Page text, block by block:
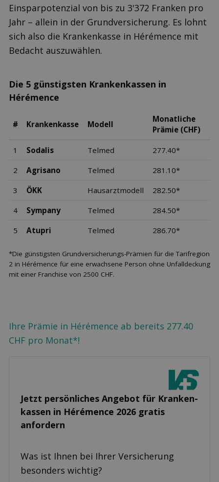
Einsparpotenzial von bis zu 3'372 Franken pro
Jahr – allein in der Grundversicherung. Es lohnt
sich also die Krankenkasse in Hérémence mit
Bedacht auszuwählen.
Die 5 günstigsten Krankenkassen in
Hérémence
# Krankenkasse Modell
Monatliche
Prämie (CHF)
1 Sodalis Telmed 277.40*
2 Agrisano Telmed 281.10*
3 ÖKK Hausarztmodell 282.50*
4 Sympany Telmed 284.50*
5 Atupri Telmed 286.70*
*Die günstigsten Grundversicherungs-Prämien für die Tarifregion
2 in Hérémence für eine erwachsene Person ohne Unfalldeckung
mit einer Franchise von 2500 CHF.
Ihre Prämie in Hérémence ab bereits 277.40
CHF pro Monat*!
Jetzt persönliches Angebot für Kranken­
kassen in Hérémence 2026 gratis
anfordern
Was ist Ihnen bei Ihrer Versicherung
besonders wichtig?